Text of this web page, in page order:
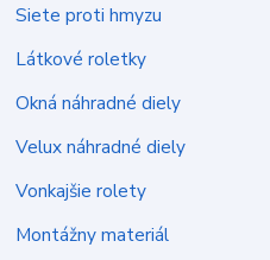
Siete proti hmyzu
Látkové roletky
Okná náhradné diely
Velux náhradné diely
Vonkajšie rolety
Montážny materiál